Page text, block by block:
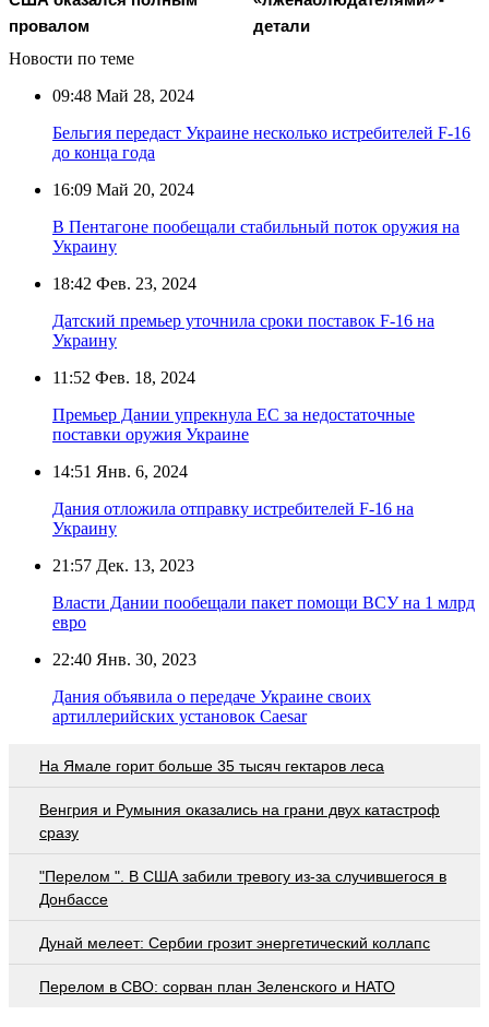
провалом
детали
Новости по теме
09:48 Май 28, 2024
Бельгия передаст Украине несколько истребителей F-16
до конца года
16:09 Май 20, 2024
В Пентагоне пообещали стабильный поток оружия на
Украину
18:42 Фев. 23, 2024
Датский премьер уточнила сроки поставок F-16 на
Украину
11:52 Фев. 18, 2024
Премьер Дании упрекнула ЕС за недостаточные
поставки оружия Украине
14:51 Янв. 6, 2024
Дания отложила отправку истребителей F-16 на
Украину
21:57 Дек. 13, 2023
Власти Дании пообещали пакет помощи ВСУ на 1 млрд
евро
22:40 Янв. 30, 2023
Дания объявила о передаче Украине своих
артиллерийских установок Caesar
На Ямале горит больше 35 тысяч гектаров леса
Венгрия и Румыния оказались на грани двух катастроф
сразу
"Перелом ". В США забили тревогу из-за случившегося в
Донбассе
Дунай мелеет: Сербии грозит энергетический коллапс
Перелом в СВО: сорван план Зеленского и НАТО